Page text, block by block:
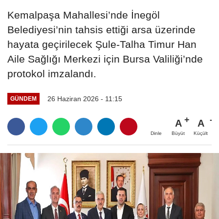
Kemalpaşa Mahallesi’nde İnegöl
Belediyesi’nin tahsis ettiği arsa üzerinde
hayata geçirilecek Şule-Talha Timur Han
Aile Sağlığı Merkezi için Bursa Valiliği’nde
protokol imzalandı.
GÜNDEM 26 Haziran 2026 - 11:15
Dinle
A
Büyüt
A
Küçült